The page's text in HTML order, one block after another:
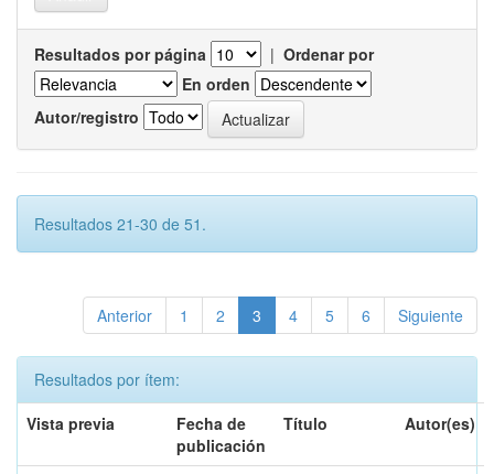
Resultados por página | Ordenar por
En orden
Autor/registro
Resultados 21-30 de 51.
Anterior 1 2 3 4 5 6 Siguiente
Resultados por ítem:
Vista previa
Fecha de
publicación
Título Autor(es)